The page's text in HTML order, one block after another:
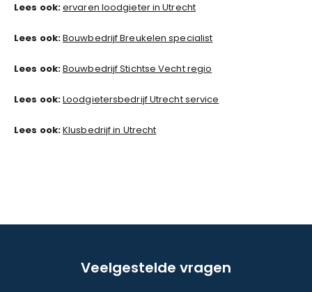
Lees ook:ervaren loodgieter in Utrecht
Lees ook:Bouwbedrijf Breukelen specialist
Lees ook:Bouwbedrijf Stichtse Vecht regio
Lees ook:Loodgietersbedrijf Utrecht service
Lees ook:Klusbedrijf in Utrecht
Veelgestelde vragen